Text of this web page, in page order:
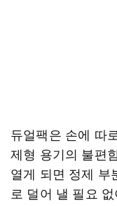
듀얼팩은 손에 따
제형 용기의 불편
열게 되면 정제 부
로 덜어 낼 필요